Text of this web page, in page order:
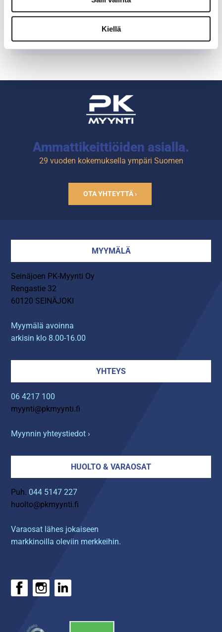
Kiellä
TUTUSTU ›
Ammattikeittiöiden asialla.
29 vuoden kokemuksella ympäri Suomen
OTA YHTEYTTÄ ›
MYYMÄLÄ
Seinäjoen PK-Myynti Oy
Rengastie 32
60120 SEINÄJOKI
Myymälä avoinna
arkisin klo 8.00-16.00
YHTEYS
06 4217 100
myynti@pkmyynti.fi
Myynnin yhteystiedot ›
HUOLTO & VARAOSAT
Puh. 044 5147 227
huolto@pkmyynti.fi
Varaosat lähes jokaiseen
markkinoilla oleviin merkkeihin.